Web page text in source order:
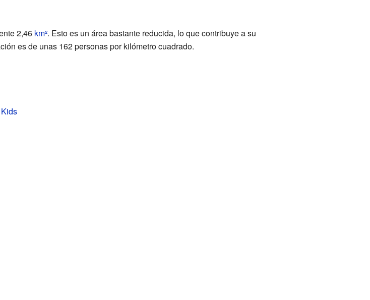
2,46 km². Esto es un área bastante reducida, lo que contribuye a su
es de unas 162 personas por kilómetro cuadrado.